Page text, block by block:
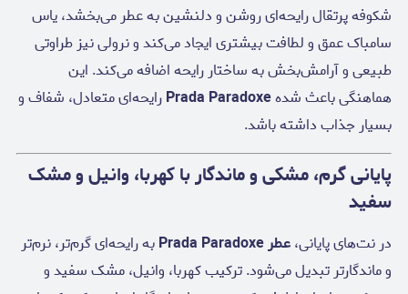
شکوفه پرتقال رایحه‌ای روشن و دلنشین به عطر می‌بخشد، یاس
سامباک عمق و لطافت بیشتری ایجاد می‌کند و نرولی نیز طراوتی
طبیعی و آرامش‌بخش به ساختار رایحه اضافه می‌کند. این
هماهنگی باعث شدهPrada Paradoxeرایحه‌ای متعادل، شفاف و
بسیار جذاب داشته باشد.
پایانی گرم، مشکی و ماندگار با کهربا، وانیل و مشک
سفید
در نت‌های پایانی،عطر Prada Paradoxe
به رایحه‌ای گرم‌تر، نرم‌تر
و ماندگارتر تبدیل می‌شود. ترکیب کهربا، وانیل، مشک سفید و